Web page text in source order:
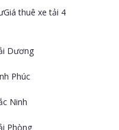
thuê xe tải 4
Dương
Phúc
Ninh
Phòng